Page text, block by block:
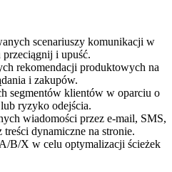
scenariuszy komunikacji w
i upuść.
rekomendacji produktowych na
i zakupów.
segmentów klientów w oparciu o
ryzyko odejścia.
wiadomości przez e-mail, SMS,
dynamiczne na stronie.
B/X w celu optymalizacji ścieżek